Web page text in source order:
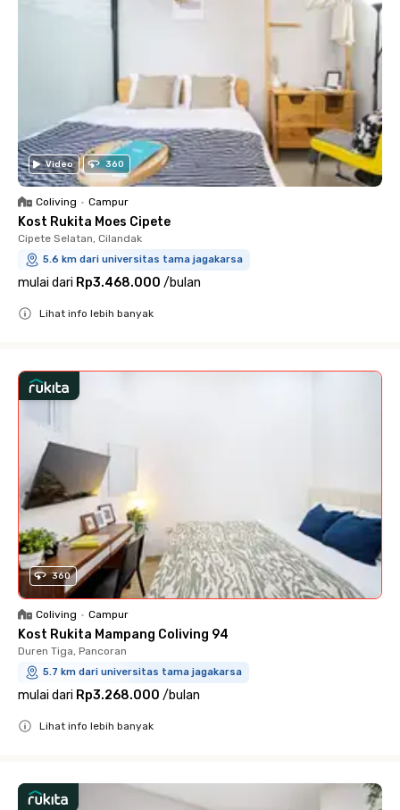
Video 360
Coliving • Campur
Kost Rukita Moes Cipete
Cipete Selatan, Cilandak
5.6 km dari universitas tama jagakarsa
mulai dari Rp3.468.000 /bulan
Lihat info lebih banyak
360
Coliving • Campur
Kost Rukita Mampang Coliving 94
Duren Tiga, Pancoran
5.7 km dari universitas tama jagakarsa
mulai dari Rp3.268.000 /bulan
Lihat info lebih banyak